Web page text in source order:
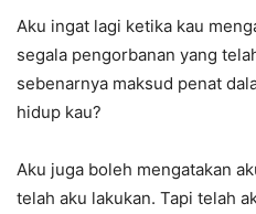
Aku ingat lagi ketika kau
segala pengorbanan yang
sebenarnya maksud penat
hidup kau?
Aku juga boleh mengatakan
telah aku lakukan. Tapi telah